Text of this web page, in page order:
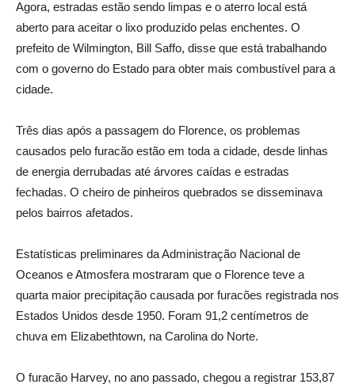
Agora, estradas estão sendo limpas e o aterro local está
aberto para aceitar o lixo produzido pelas enchentes. O
prefeito de Wilmington, Bill Saffo, disse que está trabalhando
com o governo do Estado para obter mais combustível para a
cidade.
Três dias após a passagem do Florence, os problemas
causados pelo furacão estão em toda a cidade, desde linhas
de energia derrubadas até árvores caídas e estradas
fechadas. O cheiro de pinheiros quebrados se disseminava
pelos bairros afetados.
Estatísticas preliminares da Administração Nacional de
Oceanos e Atmosfera mostraram que o Florence teve a
quarta maior precipitação causada por furacões registrada nos
Estados Unidos desde 1950. Foram 91,2 centímetros de
chuva em Elizabethtown, na Carolina do Norte.
O furacão Harvey, no ano passado, chegou a registrar 153,87